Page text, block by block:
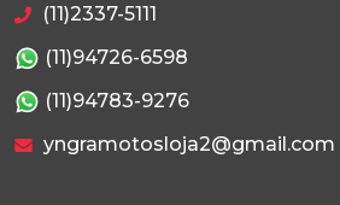
(11)2337-5111
(11)94726-6598
(11)94783-9276
yngramotosloja2@gmail.com